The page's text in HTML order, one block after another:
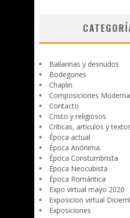
Bailarinas y desnudos
Bodegones
Chaplin
Composiciones
Contacto
Cristo y religiosos
Críticas, articulos y
Época actual
Época Anónima.
Época Constumbrista
Época Neocubista
Época Romántica
Expo virtual mayo 2020
Exposicion virtual
Exposiciones